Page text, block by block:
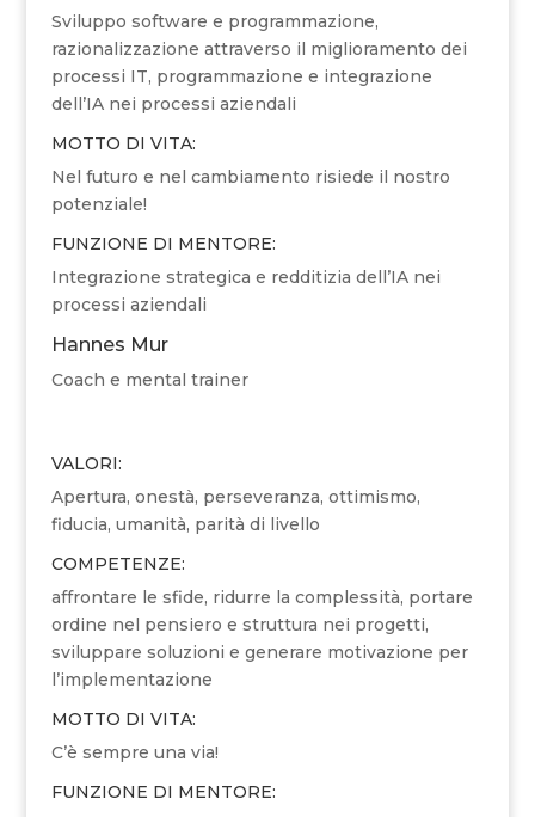
Sviluppo software e programmazione,
razionalizzazione attraverso il miglioramento dei
processi IT, programmazione e integrazione
dell’IA nei processi aziendali
MOTTO DI VITA:
Nel futuro e nel cambiamento risiede il nostro
potenziale!
FUNZIONE DI MENTORE:
Integrazione strategica e redditizia dell’IA nei
processi aziendali
Hannes Mur
Coach e mental trainer
VALORI:
Apertura, onestà, perseveranza, ottimismo,
fiducia, umanità, parità di livello
COMPETENZE:
affrontare le sfide, ridurre la complessità, portare
ordine nel pensiero e struttura nei progetti,
sviluppare soluzioni e generare motivazione per
l’implementazione
MOTTO DI VITA:
C’è sempre una via!
FUNZIONE DI MENTORE: